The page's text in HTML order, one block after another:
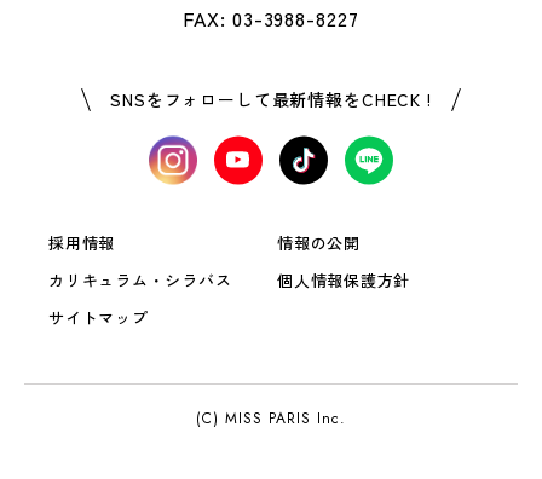
FAX: 03-3988-8227
SNSをフォローして最新情報をCHECK !
採用情報
情報の公開
カリキュラム・シラバス
個人情報保護方針
サイトマップ
(C) MISS PARIS Inc.